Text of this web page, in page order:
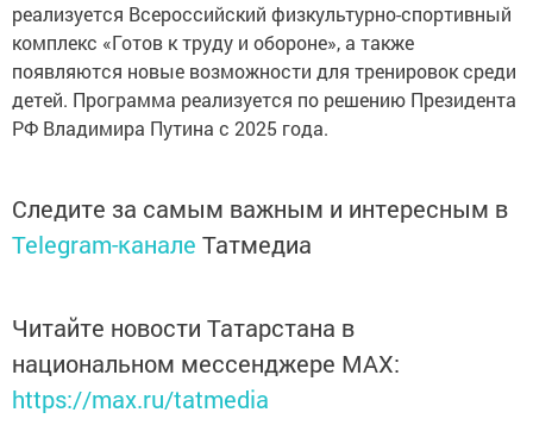
реализуется Всероссийский физкультурно-спортивный
комплекс «Готов к труду и обороне», а также
появляются новые возможности для тренировок среди
детей. Программа реализуется по решению Президента
РФ Владимира Путина с 2025 года.
Следите за самым важным и интересным в
Telegram-канале Татмедиа
Читайте новости Татарстана в
национальном мессенджере MАХ:
https://max.ru/tatmedia